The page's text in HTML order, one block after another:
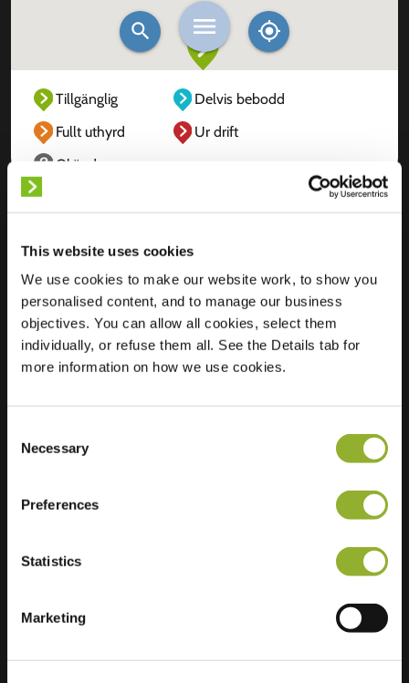
This website uses cookies
We use cookies to make our website work, to show you
personalised content, and to manage our business
objectives. You can allow all cookies, select them
individually, or refuse them all. See the Details tab for
more information on how we use cookies.
Selection
Necessary
Preferences
Statistics
Marketing
Tillgänglig
Delvis bebodd
Fullt uthyrd
Ur drift
Okänd
Plats
Graaf Ottosingel 135
7201 BC Zutphen
Nederländerna
Regular Charging 2 of 2 available